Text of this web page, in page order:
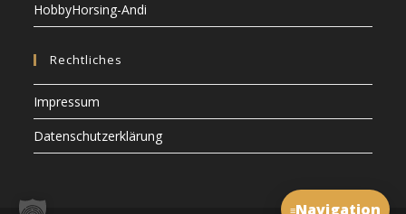
HobbyHorsing-Andi
Rechtliches
Impressum
Datenschutzerklärung
≡Navigation